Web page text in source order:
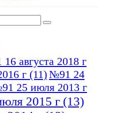
августа 2018 г
г (11)№91 24
25 июля 2013 г
2015 г (13)